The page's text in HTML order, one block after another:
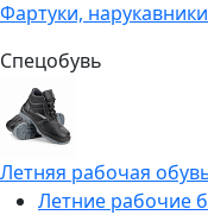
Фартуки, нарукавники
Спецобувь
Летняя рабочая
Летние рабочие